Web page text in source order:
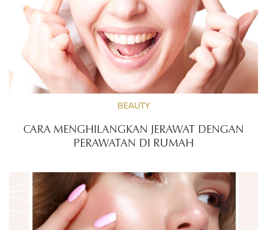
BEAUTY
CARA MENGHILANGKAN JERAWAT DENGAN
PERAWATAN DI RUMAH